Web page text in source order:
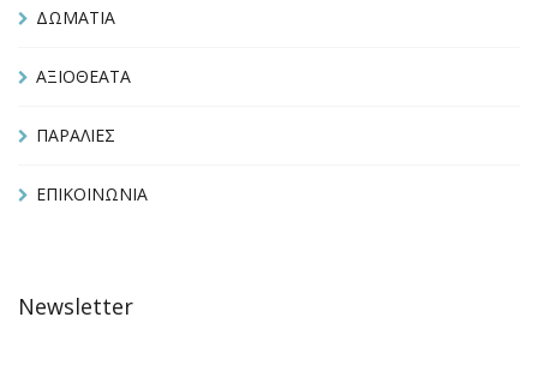
ΔΩΜΑΤΙΑ
ΑΞΙΟΘΕΑΤΑ
ΠΑΡΑΛΙΕΣ
ΕΠΙΚΟΙΝΩΝΙΑ
Newsletter